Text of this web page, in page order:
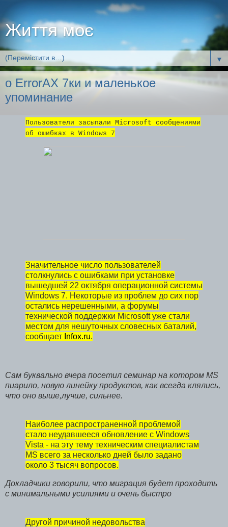
Життя моє
▼
о ErrorAХ 7ки и маленькое
упоминание
Пользователи засыпали Microsoft сообщениями
об ошибках в Windows 7
Значительное число пользователей
столкнулись с ошибками при установке
вышедшей 22 октября операционной системы
Windows 7. Некоторые из проблем до сих пор
остались нерешенными, а форумы
технической поддержки Microsoft уже стали
местом для нешуточных словесных баталий,
сообщает Infox.ru.
Сам буквально вчера посетил семинар на котором MS
пиарило, новую линейку продуктов, как всегда клялись,
что оно выше,лучше, сильнее.
Наиболее распространенной проблемой
стало неудавшееся обновление с Windows
Vista - на эту тему техническим специалистам
MS всего за несколько дней было задано
около 3 тысяч вопросов.
Докладчики говорили, что миграция будет проходить
с минимальными усилиями и очень быстро
Другой причиной недовольства